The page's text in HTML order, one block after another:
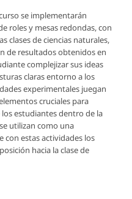
se implementarán
roles y mesas redondas, con
clases de ciencias naturales,
de resultados obtenidos en
complejizar sus ideas
claras entorno a los
experimentales juegan
cruciales para
estudiantes dentro de la
utilizan como una
estas actividades los
hacia la clase de